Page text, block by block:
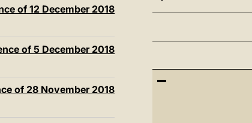
of 12 December 2018
of 5 December 2018
of 28 November 2018